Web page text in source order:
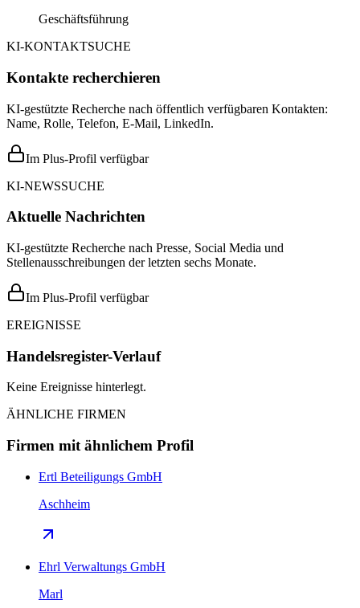
Geschäftsführung
KI-KONTAKTSUCHE
Kontakte recherchieren
KI-gestützte Recherche nach öffentlich verfügbaren Kontakten:
Name, Rolle, Telefon, E-Mail, LinkedIn.
Im Plus-Profil verfügbar
KI-NEWSSUCHE
Aktuelle Nachrichten
KI-gestützte Recherche nach Presse, Social Media und
Stellenausschreibungen der letzten sechs Monate.
Im Plus-Profil verfügbar
EREIGNISSE
Handelsregister-Verlauf
Keine Ereignisse hinterlegt.
ÄHNLICHE FIRMEN
Firmen mit ähnlichem Profil
Ertl Beteiligungs GmbH
Aschheim
Ehrl Verwaltungs GmbH
Marl